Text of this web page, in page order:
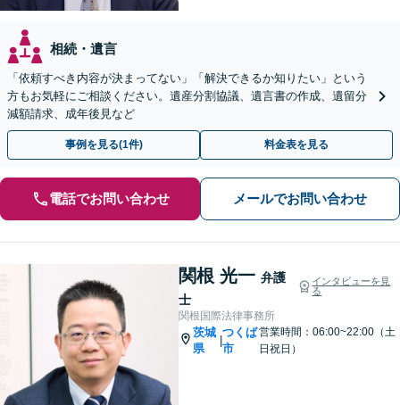
相続・遺言
「依頼すべき内容が決まってない」「解決できるか知りたい」という
方もお気軽にご相談ください。遺産分割協議、遺言書の作成、遺留分
減額請求、成年後見など
事例を見る(1件) 料金表を見る
電話でお問い合わせ メールでお問い合わせ
関根 光一 弁護
士
インタビューを見
る
関根国際法律事務所
茨城
県
|
つくば
市
営業時間：06:00~22:00（土
日祝日）